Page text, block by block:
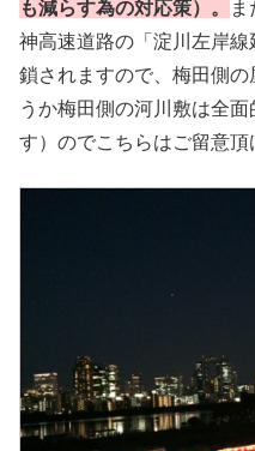
も減らす為の対応策）。
神高速道路の「淀川左岸
鎖されますので、梅田側
うか梅田側の河川敷は全
す）のでこちらはご留意頂